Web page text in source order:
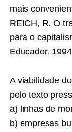
mais
REICH, R. O
para o
Educador,
A viabilidade
pelo texto
a) linhas de
b) empresas